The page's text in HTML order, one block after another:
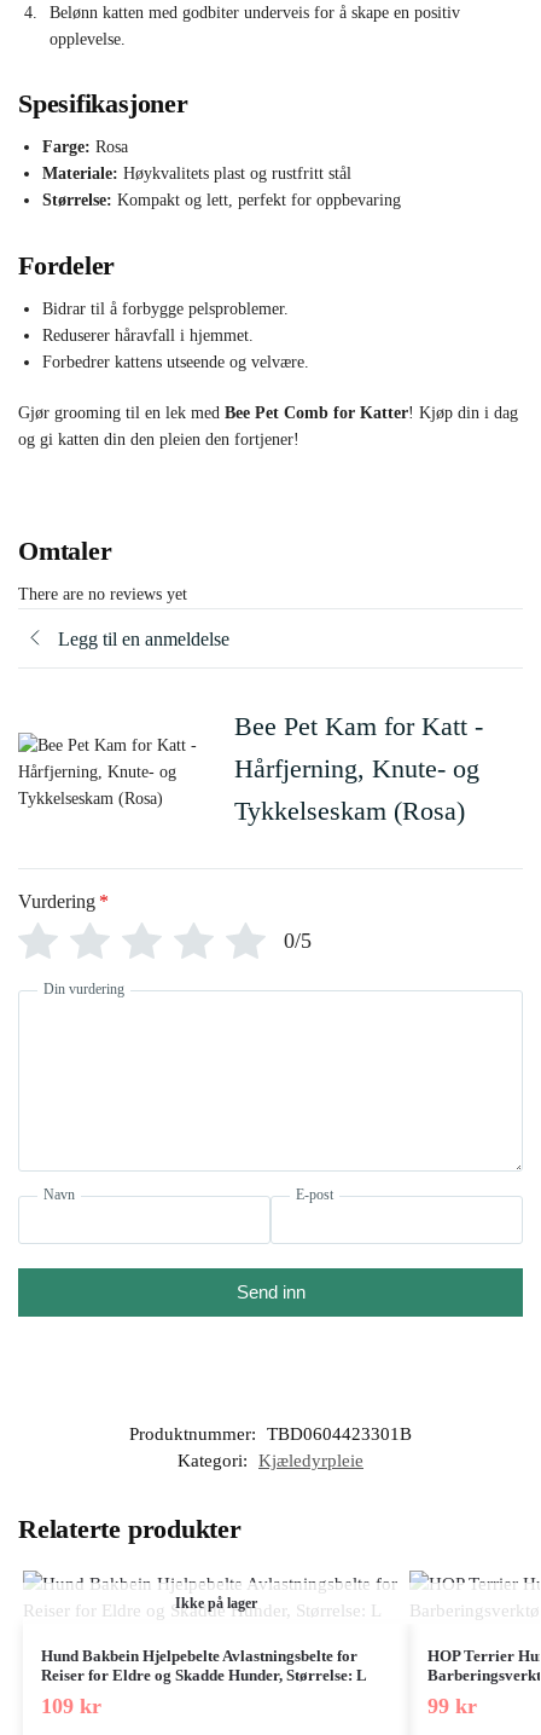
Belønn katten med godbiter underveis for å skape en positiv
opplevelse.
Spesifikasjoner
Farge: Rosa
Materiale: Høykvalitets plast og rustfritt stål
Størrelse: Kompakt og lett, perfekt for oppbevaring
Fordeler
Bidrar til å forbygge pelsproblemer.
Reduserer håravfall i hjemmet.
Forbedrer kattens utseende og velvære.
Gjør grooming til en lek med Bee Pet Comb for Katter! Kjøp din i dag
og gi katten din den pleien den fortjener!
Omtaler
There are no reviews yet
Legg til en anmeldelse
Bee Pet Kam for Katt -
Hårfjerning, Knute- og
Tykkelseskam (Rosa)
Vurdering *
0/5
Din vurdering
Navn E-post
Send inn
Produktnummer:
TBD0604423301B
Kategori:
Kjæledyrpleie
Relaterte produkter
Ikke på lager
Hund Bakbein Hjelpebelte Avlastningsbelte for
Reiser for Eldre og Skadde Hunder, Størrelse: L
109 kr
HOP Terrier
99 kr